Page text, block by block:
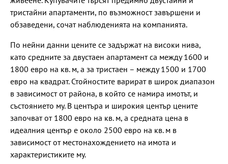
тристайни апартаменти, по възможност завършени и
обзаведени, сочат наблюденията на компанията.
По нейни данни цените се задържат на високи нива,
като средните за двустаен апартамент са между 1600 и
1800 евро на кв. м, а за тристаен – между 1500 и 1700
евро на квадрат. Стойностите варират в широк диапазон
в зависимост от района, в който се намира имотът, и
състоянието му. В центъра и широкия център цените
започват от 1800 евро на кв. м, а средната цена в
идеалния център е около 2500 евро на кв. м в
зависимост от местонахождението на имота и
характеристиките му.